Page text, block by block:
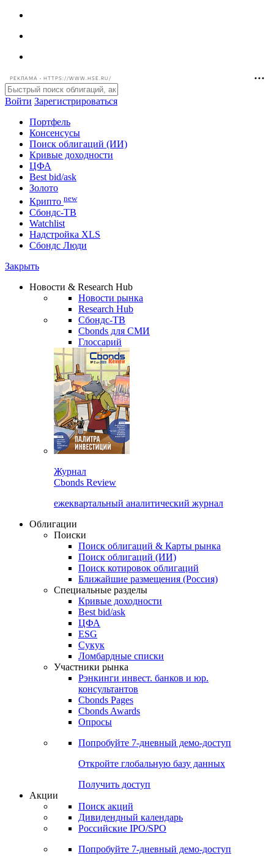
РЕКЛАМА • HTTPS://WWW.HSE.RU/
Войти Зарегистрироваться
Портфель
Консенсусы
Поиск облигаций (ИИ)
Кривые доходности
ЦФА
Best bid/ask
Золото
Крипто new
Сбондс-ТВ
Watchlist
Надстройка XLS
Сбондс Люди
Закрыть
Новости & Research Hub
Новости рынка
Research Hub
Сбондс-ТВ
Cbonds для СМИ
Глоссарий
Журнал
Cbonds Review
ежеквартальный аналитический журнал
Облигации
Поиски
Поиск облигаций & Карты рынка
Поиск облигаций (ИИ)
Поиск котировок облигаций
Ближайшие размещения (Россия)
Специальные разделы
Кривые доходности
Best bid/ask
ЦФА
ESG
Сукук
Ломбардные списки
Участники рынка
Рэнкинги инвест. банков и юр.
консультантов
Cbonds Pages
Cbonds Awards
Опросы
Попробуйте 7-дневный демо-доступ
Откройте глобальную базу данных
Получить доступ
Акции
Поиск акций
Дивидендный календарь
Российские IPO/SPO
Попробуйте 7-дневный демо-доступ